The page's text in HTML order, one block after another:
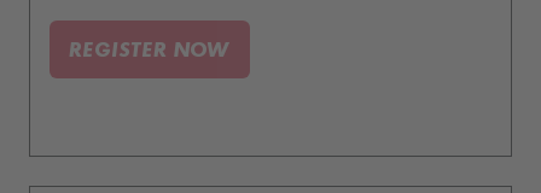
taková, jak se zdá – a vyřešení případu mu odhalí
další střípek pravdy, kterou hledá.
REGISTER NOW